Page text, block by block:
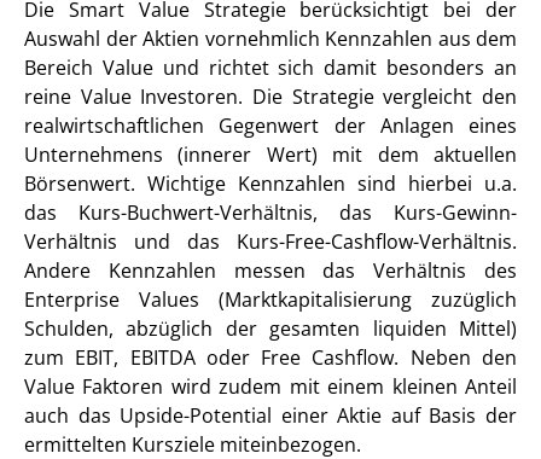
Die Smart Value Strategie berücksichtigt bei der
Auswahl der Aktien vornehmlich Kennzahlen aus dem
Bereich Value und richtet sich damit besonders an
reine Value Investoren. Die Strategie vergleicht den
realwirtschaftlichen Gegenwert der Anlagen eines
Unternehmens (innerer Wert) mit dem aktuellen
Börsenwert. Wichtige Kennzahlen sind hierbei u.a.
das Kurs-Buchwert-Verhältnis, das Kurs-Gewinn-
Verhältnis und das Kurs-Free-Cashflow-Verhältnis.
Andere Kennzahlen messen das Verhältnis des
Enterprise Values (Marktkapitalisierung zuzüglich
Schulden, abzüglich der gesamten liquiden Mittel)
zum EBIT, EBITDA oder Free Cashflow. Neben den
Value Faktoren wird zudem mit einem kleinen Anteil
auch das Upside-Potential einer Aktie auf Basis der
ermittelten Kursziele miteinbezogen.